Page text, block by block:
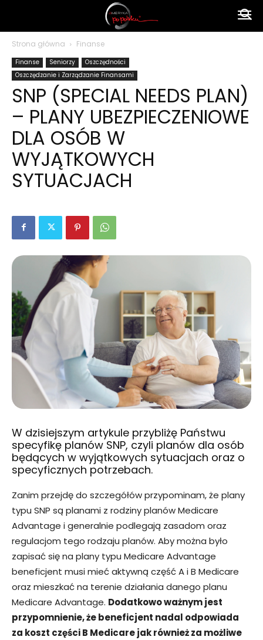
polsku
Strona główna Finanse
Finanse Seniorzy
Oszczędności
Oszczędzanie i Zarządzanie Finansami
SNP (SPECIAL NEEDS PLAN)
– PLANY UBEZPIECZENIOWE
DLA OSÓB W
WYJĄTKOWYCH
SYTUACJACH
W dzisiejszym artykule przybliżę Państwu
specyfikę planów SNP, czyli planów dla osób
będących w wyjątkowych sytuacjach oraz o
specyficznych potrzebach.
Zanim przejdę do szczegółów przypominam, że plany
typu SNP są planami z rodziny planów Medicare
Advantage i generalnie podlegają zasadom oraz
regulacjom tego rodzaju planów. Aby można było
zapisać się na plany typu Medicare Advantage
beneficjent musi mieć aktywną część A i B Medicare
oraz mieszkać na terenie działania danego planu
Medicare Advantage. Dodatkowo ważnym jest
przypomnienie, że beneficjent nadal odpowiada
za koszt części B Medicare jak również za możliwe